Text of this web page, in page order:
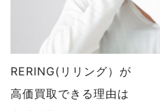
RERING(リリング）が
高価買取できる理由は